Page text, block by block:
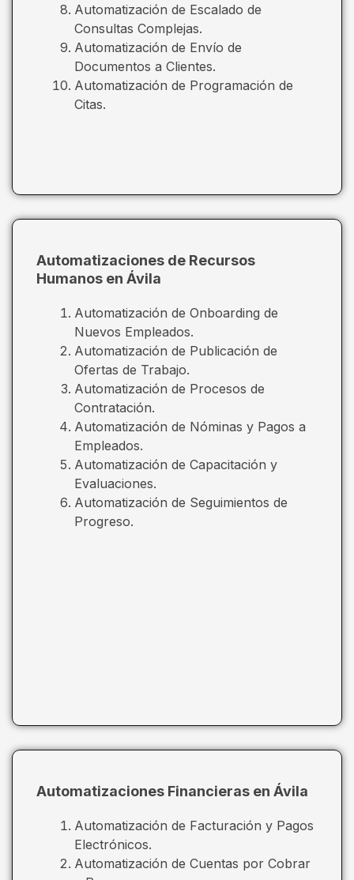
Automatización de Escalado de
Consultas Complejas.
Automatización de Envío de
Documentos a Clientes.
Automatización de Programación de
Citas.
Automatizaciones de Recursos
Humanos en Ávila
Automatización de Onboarding de
Nuevos Empleados.
Automatización de Publicación de
Ofertas de Trabajo.
Automatización de Procesos de
Contratación.
Automatización de Nóminas y Pagos a
Empleados.
Automatización de Capacitación y
Evaluaciones.
Automatización de Seguimientos de
Progreso.
Automatizaciones Financieras en Ávila
Automatización de Facturación y Pagos
Electrónicos.
Automatización de Cuentas por Cobrar